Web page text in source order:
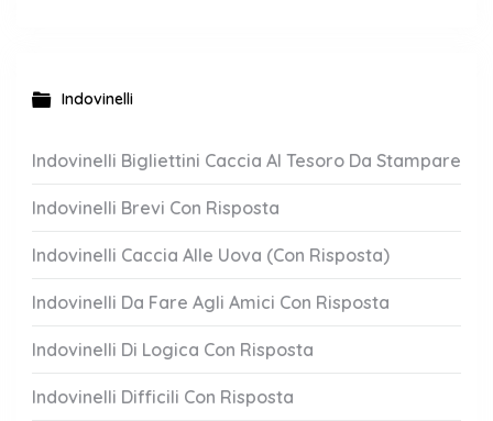
Indovinelli
Indovinelli Bigliettini Caccia Al Tesoro Da Stampare
Indovinelli Brevi Con Risposta
Indovinelli Caccia Alle Uova (Con Risposta)
Indovinelli Da Fare Agli Amici Con Risposta
Indovinelli Di Logica Con Risposta
Indovinelli Difficili Con Risposta